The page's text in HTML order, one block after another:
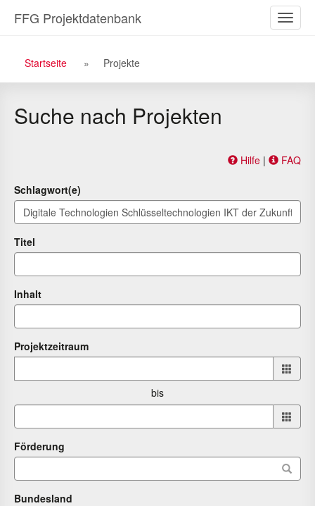
den
Inhalt
ein-/
FFG Projektdatenbank
Breadcrumb
Navigation
Startseite Projekte
Suche nach Projekten
Hilfe | FAQ
Schlagwort(e)
Titel
Inhalt
Projektzeitraum
von
bis
Förderung
Bundesland